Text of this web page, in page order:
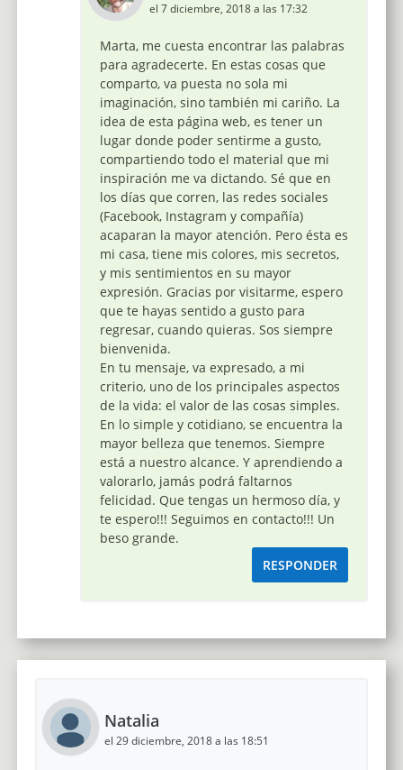
el 7 diciembre, 2018 a las 17:32
Marta, me cuesta encontrar las palabras
para agradecerte. En estas cosas que
comparto, va puesta no sola mi
imaginación, sino también mi cariño. La
idea de esta página web, es tener un
lugar donde poder sentirme a gusto,
compartiendo todo el material que mi
inspiración me va dictando. Sé que en
los días que corren, las redes sociales
(Facebook, Instagram y compañía)
acaparan la mayor atención. Pero ésta es
mi casa, tiene mis colores, mis secretos,
y mis sentimientos en su mayor
expresión. Gracias por visitarme, espero
que te hayas sentido a gusto para
regresar, cuando quieras. Sos siempre
bienvenida.
En tu mensaje, va expresado, a mi
criterio, uno de los principales aspectos
de la vida: el valor de las cosas simples.
En lo simple y cotidiano, se encuentra la
mayor belleza que tenemos. Siempre
está a nuestro alcance. Y aprendiendo a
valorarlo, jamás podrá faltarnos
felicidad. Que tengas un hermoso día, y
te espero!!! Seguimos en contacto!!! Un
beso grande.
RESPONDER
Natalia
el 29 diciembre, 2018 a las 18:51